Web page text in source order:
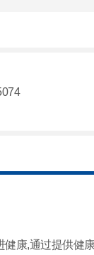
康,通过提供健